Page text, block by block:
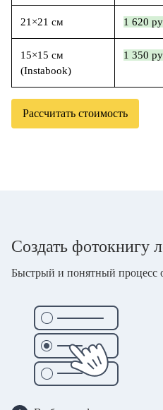
21×21 см 1 620
15×15 см
(Instabook)
1 350
Рассчитать стоимость
Создать фотокнигу
Быстрый и понятный процесс